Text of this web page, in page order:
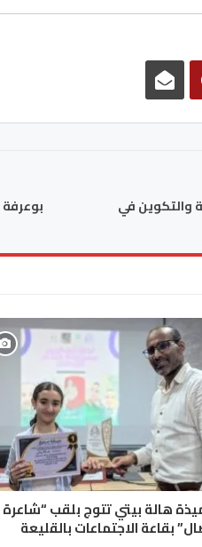
والتكوين في
هالة بيتي تتوج بلقب “شاعرة
بقاعة الاجتماعات بالقليعة